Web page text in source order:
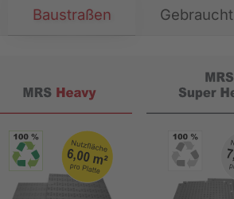
Baustraßen Gebraucht